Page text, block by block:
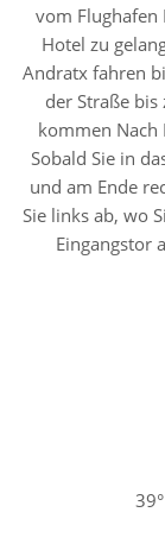
vom
Hotel zu
Andratx fahren
der Straße
kommen Nach
Sobald Sie in
und am Ende
Sie links ab, wo
Eingangstor